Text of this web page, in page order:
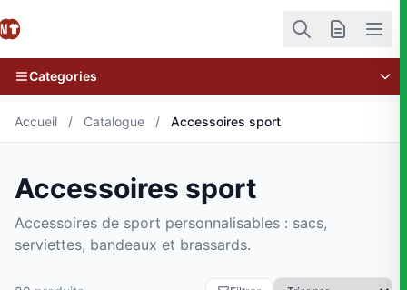
Categories
Accueil / Catalogue / Accessoires sport
Accessoires sport
Accessoires de sport personnalisables : sacs,
serviettes, bandeaux et brassards.